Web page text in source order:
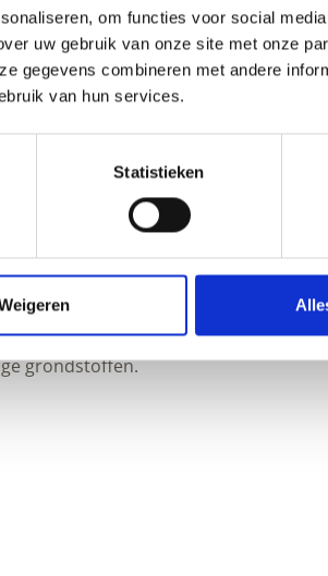
om functies voor social
uw gebruik van onze site met onze
gegevens combineren met andere
van hun services.
Statistieken
onnodige toevoegingen op je muur.
rol spelen. In deze categorie vind je
grondstoffen.